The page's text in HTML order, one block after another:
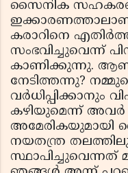
സൈനിക
കരാറിനെ
സംഭവിച്ചുവെന്ന്
കാണിക്കുന്നു.
നേടിത്തന്നു?
വര്‍ധിപ്പിക്കാനും
കഴിയുമെന്ന് അവര്‍
അമേരികയുമായി
നയതന്ത്ര
സ്ഥാപിച്ചുവെന്നത്